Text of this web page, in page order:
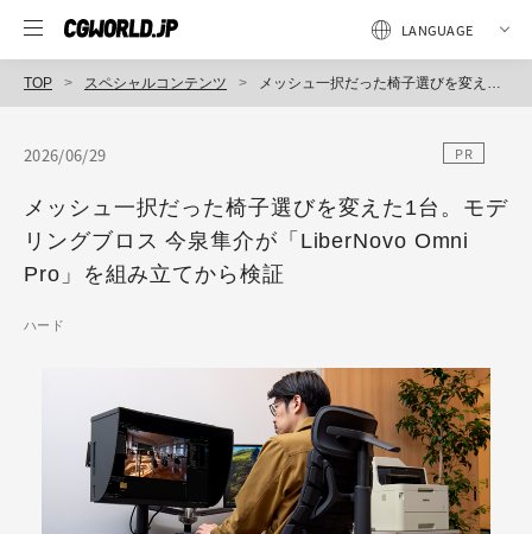
TOP スペシャルコンテンツ メッシュ一択だった椅子選びを変えた1台。モデリングブロス 今泉隼介が「LiberNovo Omni Pro」を組み立てから検証
2026/06/29 PR
メッシュ一択だった椅子選びを変えた1台。モデ
リングブロス 今泉隼介が「LiberNovo Omni
Pro」を組み立てから検証
ハード